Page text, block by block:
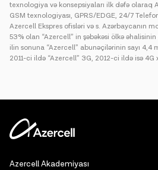
texnologiya və konsepsiyaları ilk dəfə olaraq
GSM texnologiyası, GPRS/EDGE, 24/7
Azercell Ekspres ofisləri və s. Azərbaycanın
53% olan “Azercell” in şəbəkəsi ölkə
ilin sonuna “Azercell” abunəçilərinin sayı 4,4
2011-ci ildə “Azercell” 3G, 2012-ci ildə isə
Azercell Akademiyası